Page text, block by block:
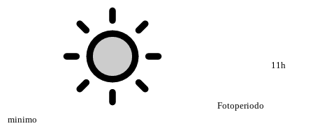
Fotoperiodo
minimo
11h